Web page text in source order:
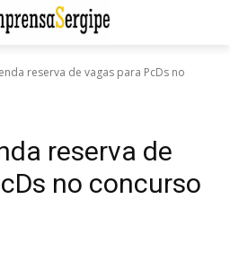
reserva de vagas para PcDs no
reserva de
no concurso